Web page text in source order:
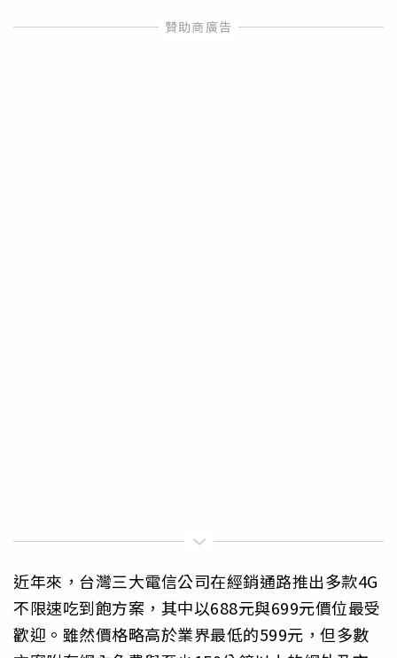
近年來，台灣三大電信公司在經銷通路推出多款4G
不限速吃到飽方案，其中以688元與699元價位最受
歡迎。雖然價格略高於業界最低的599元，但多數